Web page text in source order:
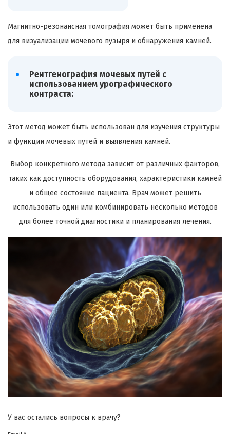
Магнитно-резонансная томография может быть применена
для визуализации мочевого пузыря и обнаружения камней.
Рентгенография мочевых путей с
использованием урографического
контраста:
Этот метод может быть использован для изучения структуры
и функции мочевых путей и выявления камней.
Выбор конкретного метода зависит от различных факторов,
таких как доступность оборудования, характеристики камней
и общее состояние пациента. Врач может решить
использовать один или комбинировать несколько методов
для более точной диагностики и планирования лечения.
У вас остались вопросы к врачу?